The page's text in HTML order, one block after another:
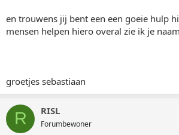
en trouwens jij bent een een goeie hulp
mensen helpen hiero overal zie ik je naam
groetjes sebastiaan
R RISL
Forumbewoner